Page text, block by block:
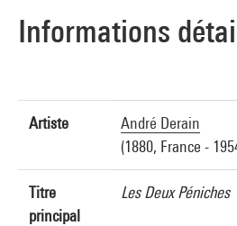
Informations
Artiste
André Derain
(1880, France -
Titre
principal
Les Deux Péniches